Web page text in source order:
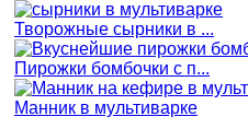
Творожные сырники в ...
Пирожки бомбочки с п...
Манник в мультиварке